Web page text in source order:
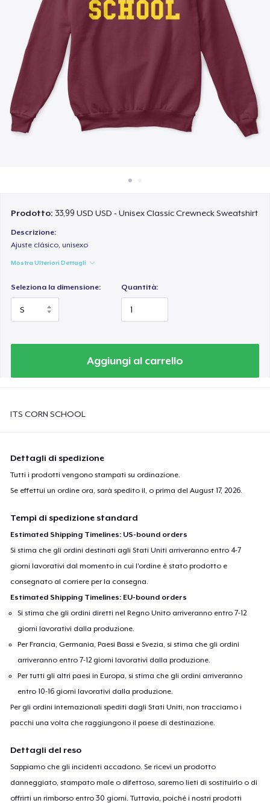
Prodotto: 33,99 USD USD - Unisex Classic Crewneck Sweatshirt
Descrizione:
Ajuste clásico, unisexo
Mostra Ulteriori Dettagli
Seleziona la dimensione: Quantità:
Aggiungi al carrello
ITS CORN SCHOOL
Dettagli di spedizione
Tutti i prodotti vengono stampati su ordinazione.
Se effettui un ordine ora, sarà spedito il, o prima delAugust 17, 2026
Tempi di spedizione standard
Estimated Shipping Timelines: US-bound orders
Si stima che gli ordini destinati agli Stati Uniti arriveranno entro 4-7
giorni lavorativi dal momento in cui l'ordine è stato prodotto e
consegnato al corriere per la consegna.
Estimated Shipping Timelines: EU-bound orders
Si stima che gli ordini diretti nel Regno Unito arriveranno entro 7-12
giorni lavorativi dalla produzione.
Per Francia, Germania, Paesi Bassi e Svezia, si stima che gli ordini
arriveranno entro 7-12 giorni lavorativi dalla produzione.
Per tutti gli altri paesi in Europa, si stima che gli ordini arriveranno
entro 10-16 giorni lavorativi dalla produzione.
Per gli ordini internazionali spediti dagli Stati Uniti, non tracciamo i
pacchi una volta che raggiungono il paese di destinazione.
Dettagli del reso
Sappiamo che gli incidenti accadono. Se ricevi un prodotto
danneggiato, stampato male o difettoso, saremo lieti di sostituirlo o di
offrirti un rimborso entro 30 giorni. Tuttavia, poiché i nostri prodotti